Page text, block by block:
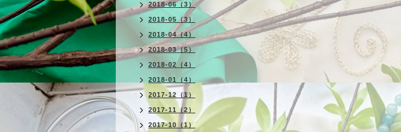
2018-06（3）
2018-05（3）
2018-04（4）
2018-03（5）
2018-02（4）
2018-01（4）
2017-12（1）
2017-11（2）
2017-10（1）